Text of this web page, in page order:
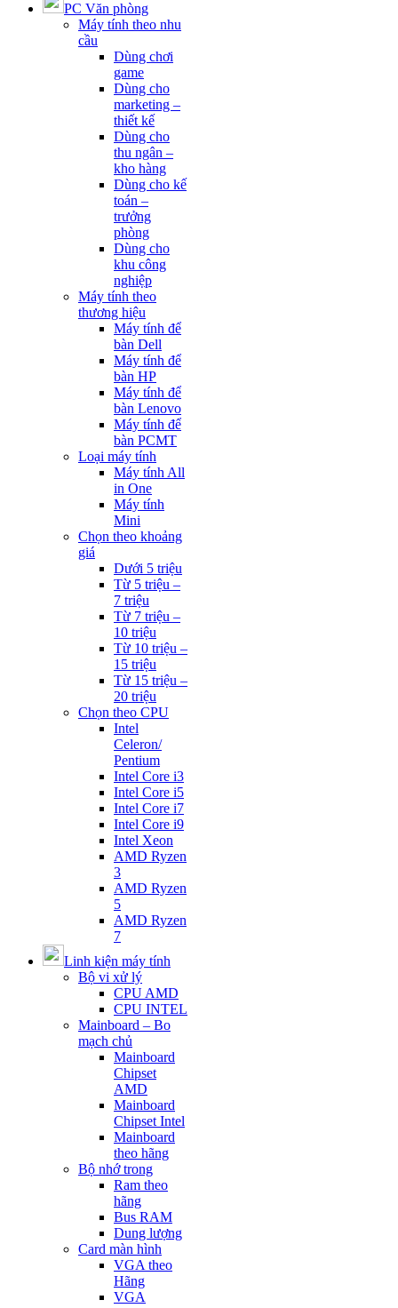
PC Văn phòng
Máy tính theo nhu
cầu
Dùng chơi
game
Dùng cho
marketing –
thiết kế
Dùng cho
thu ngân –
kho hàng
Dùng cho kế
toán –
trưởng
phòng
Dùng cho
khu công
nghiệp
Máy tính theo
thương hiệu
Máy tính để
bàn Dell
Máy tính để
bàn HP
Máy tính để
bàn Lenovo
Máy tính để
bàn PCMT
Loại máy tính
Máy tính All
in One
Máy tính
Mini
Chọn theo khoảng
giá
Dưới 5 triệu
Từ 5 triệu –
7 triệu
Từ 7 triệu –
10 triệu
Từ 10 triệu –
15 triệu
Từ 15 triệu –
20 triệu
Chọn theo CPU
Intel
Celeron/
Pentium
Intel Core i3
Intel Core i5
Intel Core i7
Intel Core i9
Intel Xeon
AMD Ryzen
3
AMD Ryzen
5
AMD Ryzen
7
Linh kiện máy tính
Bộ vi xử lý
CPU AMD
CPU INTEL
Mainboard – Bo
mạch chủ
Mainboard
Chipset
AMD
Mainboard
Chipset Intel
Mainboard
theo hãng
Bộ nhớ trong
Ram theo
hãng
Bus RAM
Dung lượng
Card màn hình
VGA theo
Hãng
VGA